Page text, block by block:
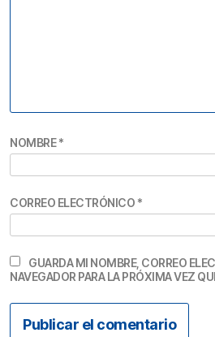
NOMBRE*
CORREO ELECTRÓNICO *
GUARDA MI NOMBRE, CORREO
NAVEGADOR PARA LA PRÓXIMA VEZ